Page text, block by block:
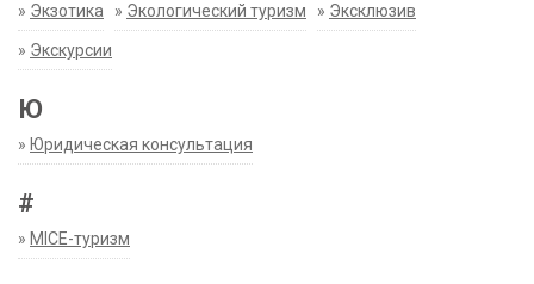
» Экзотика » Экологический туризм » Эксклюзив
» Экскурсии
Ю
» Юридическая консультация
#
» MICE-туризм